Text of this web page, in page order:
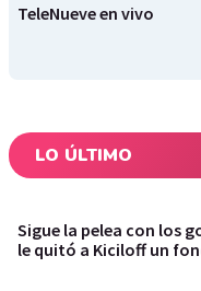
TeleNueve en vivo
LO ÚLTIMO
Sigue la pelea con los
le quitó a Kiciloff un